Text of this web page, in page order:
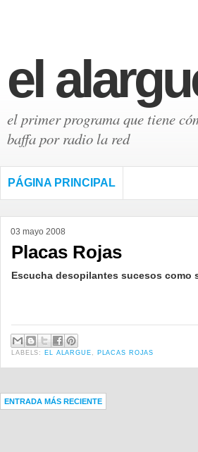
el
el primer programa que tiene
baffa por radio la red
PÁGINA PRINCIPAL
03 mayo 2008
Placas Rojas
Escucha desopilantes sucesos como
LABELS: EL ALARGUE PLACAS ROJAS
ENTRADA MÁS RECIENTE